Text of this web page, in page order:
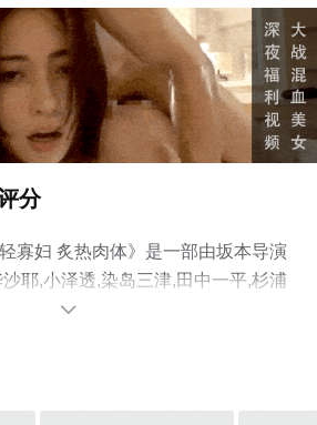
分
寡妇 炙热肉体》是一部由坂本导演
耶,小泽透,染岛三津,田中一平,杉浦
日本电影，手机免费观看高清未删
剧情网等平台了解。
